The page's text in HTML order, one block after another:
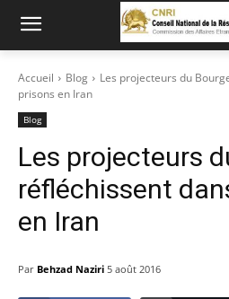
Accueil Blog
Les projecteurs du
prisons en Iran
Blog
Les projecteurs
réfléchissent
en Iran
Par Behzad Naziri 5 août 2016